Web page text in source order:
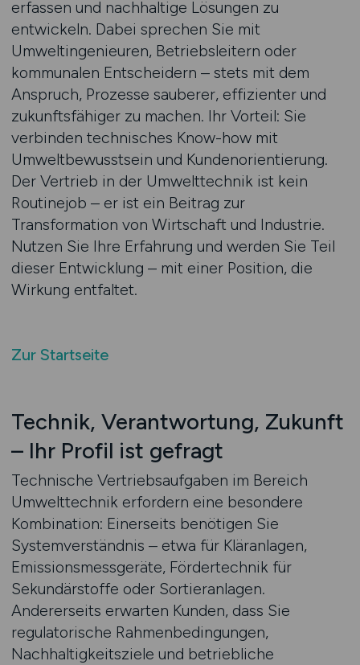
erfassen und nachhaltige Lösungen zu
entwickeln. Dabei sprechen Sie mit
Umweltingenieuren, Betriebsleitern oder
kommunalen Entscheidern – stets mit dem
Anspruch, Prozesse sauberer, effizienter und
zukunftsfähiger zu machen. Ihr Vorteil: Sie
verbinden technisches Know-how mit
Umweltbewusstsein und Kundenorientierung.
Der Vertrieb in der Umwelttechnik ist kein
Routinejob – er ist ein Beitrag zur
Transformation von Wirtschaft und Industrie.
Nutzen Sie Ihre Erfahrung und werden Sie Teil
dieser Entwicklung – mit einer Position, die
Wirkung entfaltet.
Zur Startseite
Technik, Verantwortung, Zukunft
– Ihr Profil ist gefragt
Technische Vertriebsaufgaben im Bereich
Umwelttechnik erfordern eine besondere
Kombination: Einerseits benötigen Sie
Systemverständnis – etwa für Kläranlagen,
Emissionsmessgeräte, Fördertechnik für
Sekundärstoffe oder Sortieranlagen.
Andererseits erwarten Kunden, dass Sie
regulatorische Rahmenbedingungen,
Nachhaltigkeitsziele und betriebliche